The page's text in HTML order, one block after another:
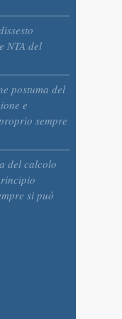
NTA del
postuma del
e
sempre
del calcolo
si può